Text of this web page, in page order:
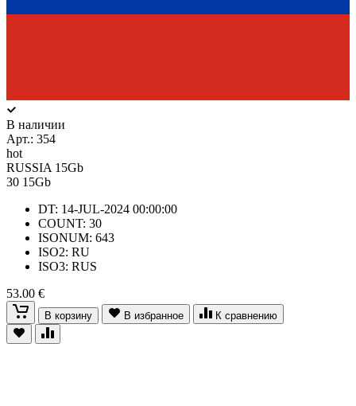
В наличии
Арт.: 354
hot
RUSSIA 15Gb
30 15Gb
DT: 14-JUL-2024 00:00:00
COUNT: 30
ISONUM: 643
ISO2: RU
ISO3: RUS
53.00 €
В корзину В избранное К сравнению